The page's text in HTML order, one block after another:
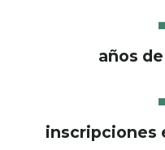
años
inscripciones